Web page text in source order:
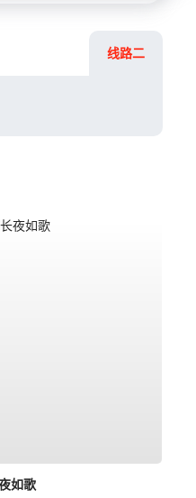
线路二
如歌